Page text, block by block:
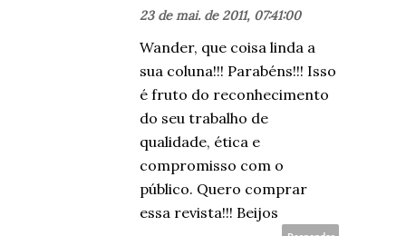
23 de mai. de 2011, 07:41:00
Wander, que coisa linda a
sua coluna!!! Parabéns!!! Isso
é fruto do reconhecimento
do seu trabalho de
qualidade, ética e
compromisso com o
público. Quero comprar
essa revista!!! Beijos